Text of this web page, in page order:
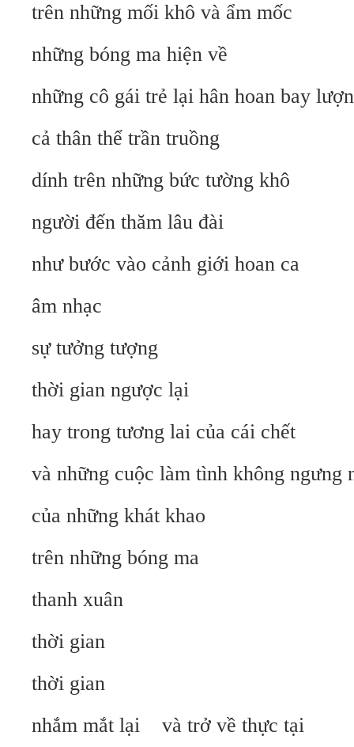
trên những mối khô và ẩm mốc
những bóng ma hiện về
những cô gái trẻ lại hân hoan bay lượn
cả thân thể trần truồng
dính trên những bức tường khô
người đến thăm lâu đài
như bước vào cảnh giới hoan ca
âm nhạc
sự tưởng tượng
thời gian ngược lại
hay trong tương lai của cái chết
và những cuộc làm tình không ngưng
của những khát khao
trên những bóng ma
thanh xuân
thời gian
thời gian
nhắm mắt lại và trở về thực tại